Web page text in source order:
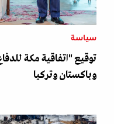
سياسة
توقيع "اتفاقية مكة
وباكستان وتركيا